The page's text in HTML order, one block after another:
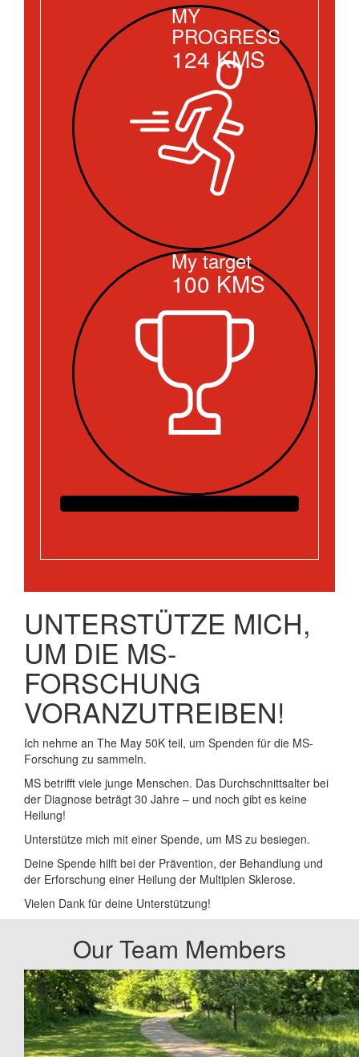
MY
PROGRESS
124 KMS
My target
100 KMS
UNTERSTÜTZE MICH,
UM DIE MS-
FORSCHUNG
VORANZUTREIBEN!
Ich nehme an The May 50K teil, um Spenden für die MS-
Forschung zu sammeln.
MS betrifft viele junge Menschen. Das Durchschnittsalter bei
der Diagnose beträgt 30 Jahre – und noch gibt es keine
Heilung!
Unterstütze mich mit einer Spende, um MS zu besiegen.
Deine Spende hilft bei der Prävention, der Behandlung und
der Erforschung einer Heilung der Multiplen Sklerose.
Vielen Dank für deine Unterstützung!
Our Team Members